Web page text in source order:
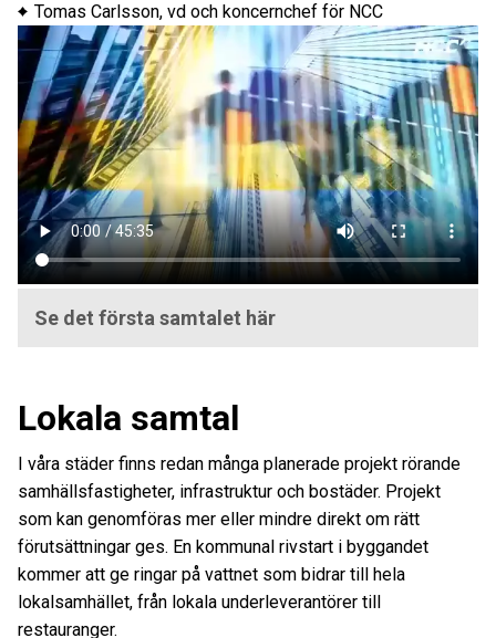
Tomas Carlsson, vd och koncernchef för NCC
Se det första samtalet här
Lokala samtal
I våra städer finns redan många planerade projekt rörande
samhällsfastigheter, infrastruktur och bostäder. Projekt
som kan genomföras mer eller mindre direkt om rätt
förutsättningar ges. En kommunal rivstart i byggandet
kommer att ge ringar på vattnet som bidrar till hela
lokalsamhället, från lokala underleverantörer till
restauranger.